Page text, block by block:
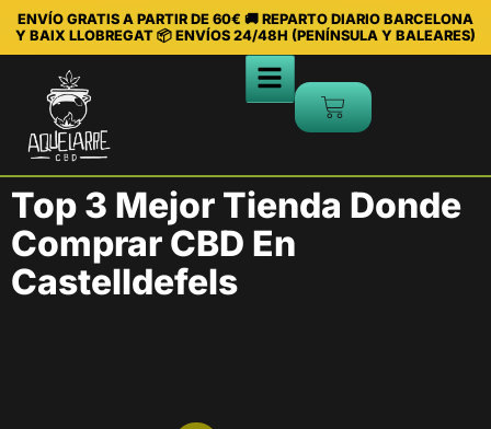
ENVÍO GRATIS A PARTIR DE 60€ 🚚 REPARTO DIARIO BARCELONA
Y BAIX LLOBREGAT 📦 ENVÍOS 24/48H (PENÍNSULA Y BALEARES)
Top 3 Mejor Tienda Donde
Comprar CBD En
Castelldefels